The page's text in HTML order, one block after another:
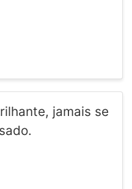
jamais se